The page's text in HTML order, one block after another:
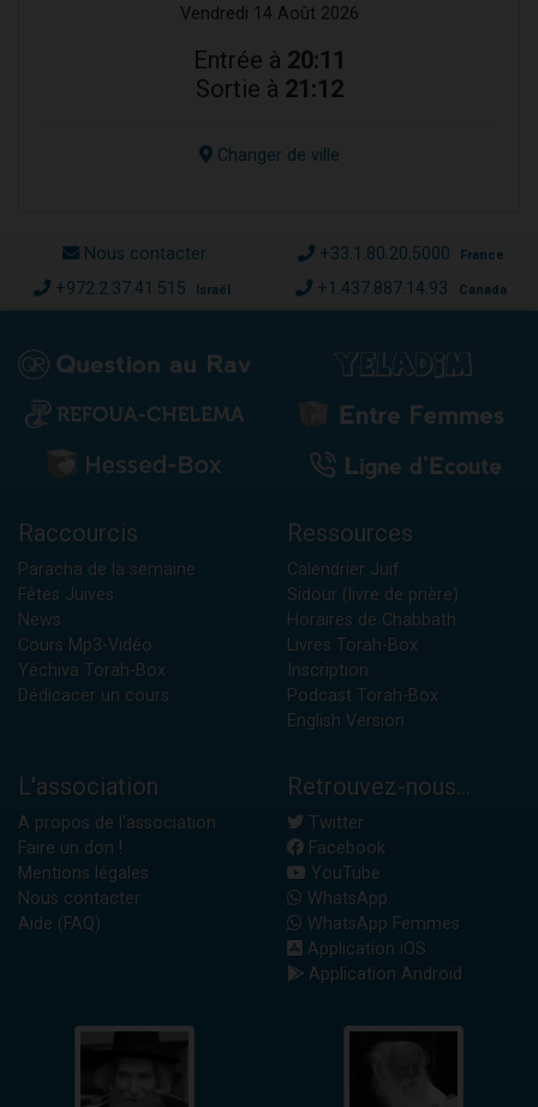
Vendredi 14 Août 2026
Entrée à 20:11
Sortie à 21:12
Changer de ville
Nous contacter +33.1.80.20.5000 France
+972.2.37.41.515 Israël +1.437.887.14.93 Canada
Raccourcis
Paracha de la semaine
Fêtes Juives
News
Cours Mp3-Vidéo
Yéchiva Torah-Box
Dédicacer un cours
Ressources
Calendrier Juif
Sidour (livre de prière)
Horaires de Chabbath
Livres Torah-Box
Inscription
Podcast Torah-Box
English Version
L'association
A propos de l'association
Faire un don !
Mentions légales
Nous contacter
Aide (FAQ)
Retrouvez-nous...
Twitter
Facebook
YouTube
WhatsApp
WhatsApp Femmes
Application iOS
Application Android